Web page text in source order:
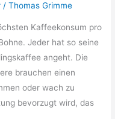
/Thomas Grimme
Kaffeekonsum pro
Jeder hat so seine
angeht. Die
brauchen einen
oder wach zu
bevorzugt wird, das